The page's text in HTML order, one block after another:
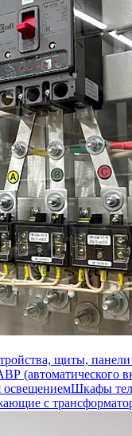
щиты,
(автоматического
Шкафы
с